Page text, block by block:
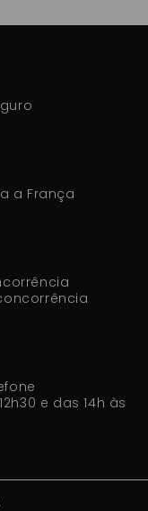
a França
e das 14h às